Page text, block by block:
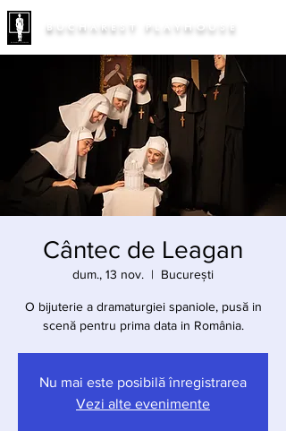
BUCHAREST PLAYHOUSE
Cântec de Leagan
dum., 13 nov.
  |
București
O bijuterie a dramaturgiei spaniole, pusă in
scenă pentru prima data in România.
Nu mai este posibilă înregistrarea
Vezi alte evenimente